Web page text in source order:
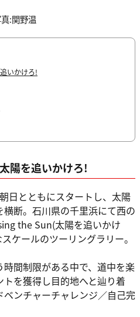
:関野温
いかけろ!
陽を追いかけろ!
日とともにスタートし、太陽
断。石川県の千里浜にて西の
the Sun(太陽を追いかけ
ケールのツーリングラリー。
間制限がある中で、道中を楽
を獲得し目的地へと辿り着
ンチャーチャレンジ／自己完